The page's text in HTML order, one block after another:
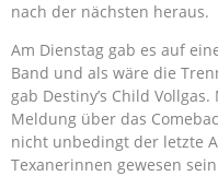
nach der nächsten heraus.
Am Dienstag gab es auf
Band und als wäre die
gab Destiny’s Child
Meldung über das
nicht unbedingt der letzte
Texanerinnen gewesen